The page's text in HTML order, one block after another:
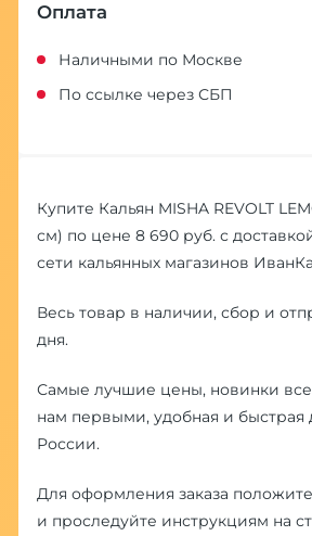
Оплата
Наличными по Москве
По ссылке через СБП
Купите Кальян MISHA REVOLT
см) по цене 8 690 руб. с
сети кальянных магазинов
Весь товар в наличии, сбор и
дня.
Самые лучшие цены, новинки
нам первыми, удобная и быстрая
России.
Для оформления заказа
и проследуйте инструкциям на